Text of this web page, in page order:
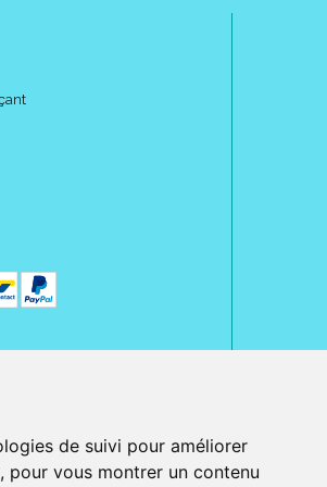
de suivi pour améliorer
vous montrer un contenu
Oil, Ascorbic Acid,